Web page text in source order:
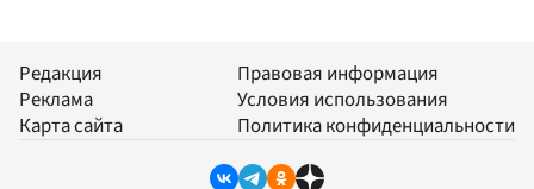
Редакция
Реклама
Карта сайта
Правовая информация
Условия использования
Политика конфиденциальности